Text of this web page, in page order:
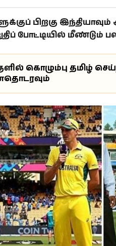
பிறகு இந்தியாவும்
போட்டியில் மீண்டும்
கொழும்பு தமிழ்